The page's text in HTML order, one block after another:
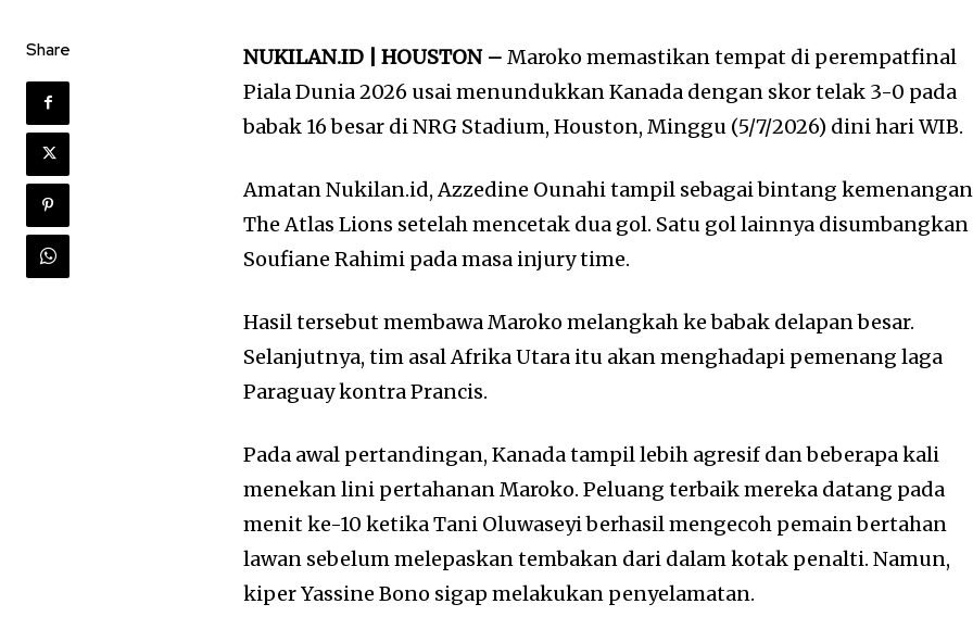
Share NUKILAN.ID | HOUSTON – Maroko memastikan tempat di perempatfinal
Piala Dunia 2026 usai menundukkan Kanada dengan skor telak 3-0 pada
babak 16 besar di NRG Stadium, Houston, Minggu (5/7/2026) dini hari WIB.
Amatan Nukilan.id, Azzedine Ounahi tampil sebagai bintang kemenangan
The Atlas Lions setelah mencetak dua gol. Satu gol lainnya disumbangkan
Soufiane Rahimi pada masa injury time.
Hasil tersebut membawa Maroko melangkah ke babak delapan besar.
Selanjutnya, tim asal Afrika Utara itu akan menghadapi pemenang laga
Paraguay kontra Prancis.
Pada awal pertandingan, Kanada tampil lebih agresif dan beberapa kali
menekan lini pertahanan Maroko. Peluang terbaik mereka datang pada
menit ke-10 ketika Tani Oluwaseyi berhasil mengecoh pemain bertahan
lawan sebelum melepaskan tembakan dari dalam kotak penalti. Namun,
kiper Yassine Bono sigap melakukan penyelamatan.